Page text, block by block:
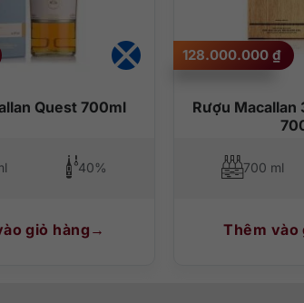
Quest 700ml
40%
giỏ hàng
Rượu Macallan
128.000.000 ₫
700 ml
Thêm vào